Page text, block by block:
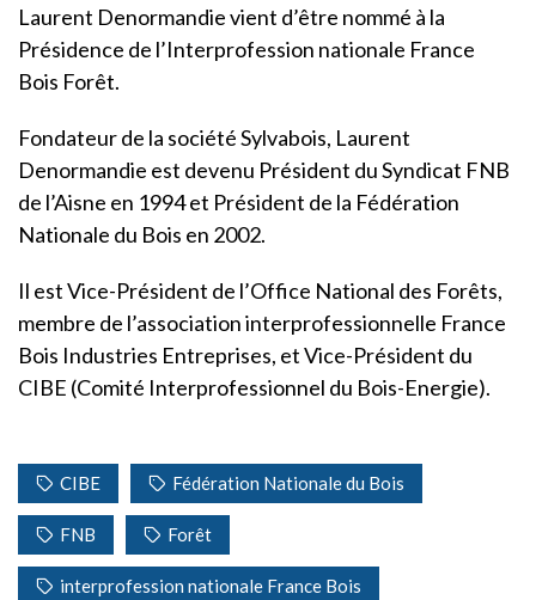
Laurent Denormandie vient d’être nommé à la
Présidence de l’Interprofession nationale France
Bois Forêt.
Fondateur de la société Sylvabois, Laurent
Denormandie est devenu Président du Syndicat FNB
de l’Aisne en 1994 et Président de la Fédération
Nationale du Bois en 2002.
Il est Vice-Président de l’Office National des Forêts,
membre de l’association interprofessionnelle France
Bois Industries Entreprises, et Vice-Président du
CIBE (Comité Interprofessionnel du Bois-Energie).
CIBE Fédération Nationale du Bois
FNB Forêt
interprofession nationale France Bois